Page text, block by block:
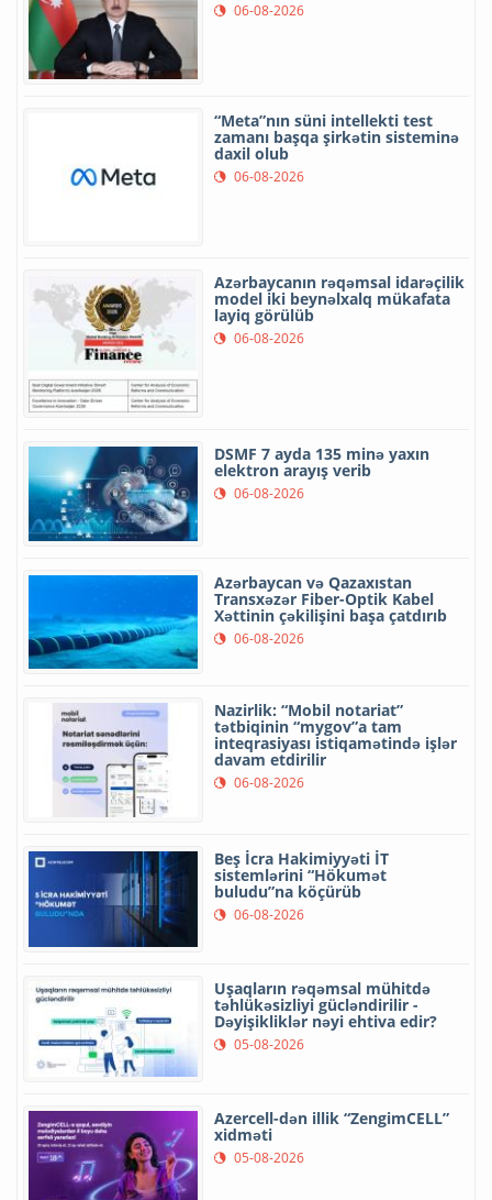
06-08-2026
“Meta”nın süni intellekti test
zamanı başqa şirkətin sisteminə
daxil olub
06-08-2026
Azərbaycanın rəqəmsal idarəçilik
model iki beynəlxalq mükafata
layiq görülüb
06-08-2026
DSMF 7 ayda 135 minə yaxın
elektron arayış verib
06-08-2026
Azərbaycan və Qazaxıstan
Transxəzər Fiber-Optik Kabel
Xəttinin çəkilişini başa çatdırıb
06-08-2026
Nazirlik: “Mobil notariat”
tətbiqinin “mygov”a tam
inteqrasiyası istiqamətində işlər
davam etdirilir
06-08-2026
Beş İcra Hakimiyyəti İT
sistemlərini “Hökumət
buludu”na köçürüb
06-08-2026
Uşaqların rəqəmsal mühitdə
təhlükəsizliyi gücləndirilir -
Dəyişikliklər nəyi ehtiva edir?
05-08-2026
Azercell-dən illik “ZengimCELL”
xidməti
05-08-2026